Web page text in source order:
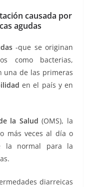
el
e
gr
a
m
m
ar
tir
causada por
agudas
-que se originan
como bacterias,
una de las primeras
en el país y en
la Salud (OMS), la
más veces al día o
la normal para la
diarreicas